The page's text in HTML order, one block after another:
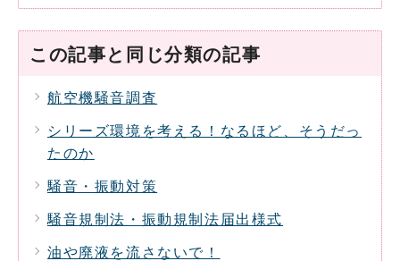
この記事と同じ分類の記事
航空機騒音調査
シリーズ環境を考える！なるほど、そうだっ
たのか
騒音・振動対策
騒音規制法・振動規制法届出様式
油や廃液を流さないで！